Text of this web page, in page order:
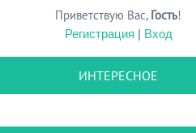
Приветствую Вас, Гость!
Регистрация | Вход
ИНТЕРЕСНОЕ